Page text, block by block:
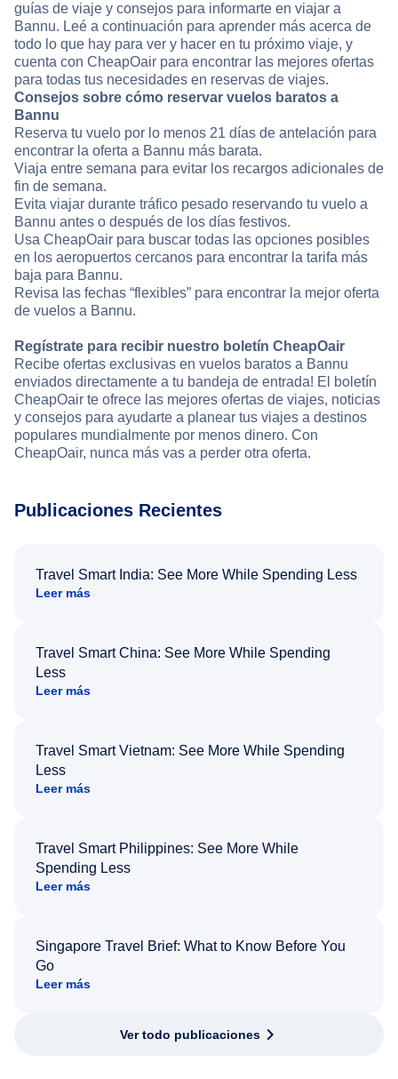
guías de viaje y consejos para informarte en viajar a
Bannu. Leé a continuación para aprender más acerca de
todo lo que hay para ver y hacer en tu próximo viaje, y
cuenta con CheapOair para encontrar las mejores ofertas
para todas tus necesidades en reservas de viajes.
Consejos sobre cómo reservar vuelos baratos a
Bannu
Reserva tu vuelo por lo menos 21 días de antelación para
encontrar la oferta a Bannu más barata.
Viaja entre semana para evitar los recargos adicionales de
fin de semana.
Evita viajar durante tráfico pesado reservando tu vuelo a
Bannu antes o después de los días festivos.
Usa CheapOair para buscar todas las opciones posibles
en los aeropuertos cercanos para encontrar la tarifa más
baja para Bannu.
Revisa las fechas “flexibles” para encontrar la mejor oferta
de vuelos a Bannu.
Regístrate para recibir nuestro boletín CheapOair
Recibe ofertas exclusivas en vuelos baratos a Bannu
enviados directamente a tu bandeja de entrada! El boletín
CheapOair te ofrece las mejores ofertas de viajes, noticias
y consejos para ayudarte a planear tus viajes a destinos
populares mundialmente por menos dinero. Con
CheapOair, nunca más vas a perder otra oferta.
Publicaciones Recientes
Travel Smart India: See More While Spending Less
Leer más
Travel Smart China: See More While Spending
Less
Leer más
Travel Smart Vietnam: See More While Spending
Less
Leer más
Travel Smart Philippines: See More While
Spending Less
Leer más
Singapore Travel Brief: What to Know Before You
Go
Leer más
Ver todo publicaciones